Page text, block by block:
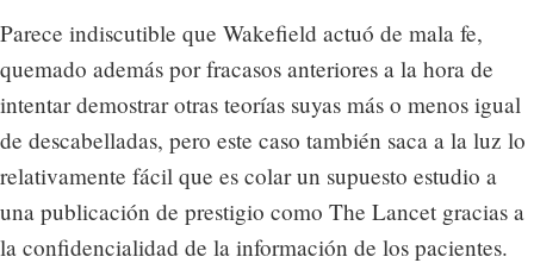
Parece indiscutible que Wakefield actuó de mala fe,
quemado además por fracasos anteriores a la hora de
intentar demostrar otras teorías suyas más o menos igual
de descabelladas, pero este caso también saca a la luz lo
relativamente fácil que es colar un supuesto estudio a
una publicación de prestigio como The Lancet gracias a
la confidencialidad de la información de los pacientes.